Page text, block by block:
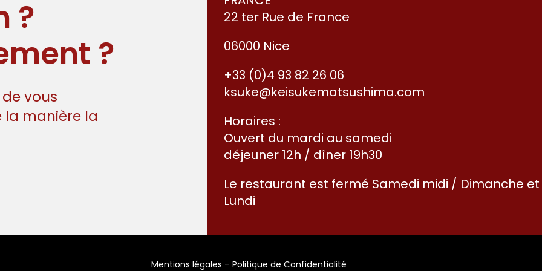
?
?
vous
manière la
22 ter Rue de France
06000 Nice
+33 (0)4 93 82 26 06
ksuke@keisukematsushima.com
Horaires :
Ouvert du mardi au samedi
déjeuner 12h / dîner 19h30
Le restaurant est fermé Samedi midi / Dimanche et
Lundi
Mentions légales – Politique de Confidentialité